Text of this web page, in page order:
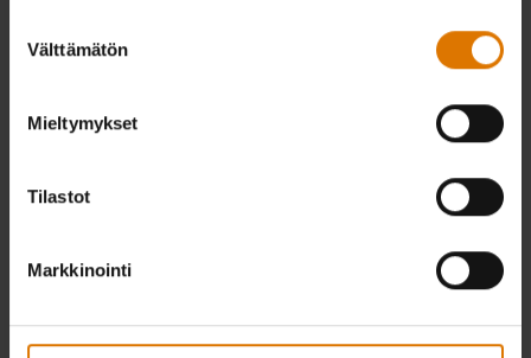
valinta
Välttämätön
Mieltymykset
Tilastot
Markkinointi